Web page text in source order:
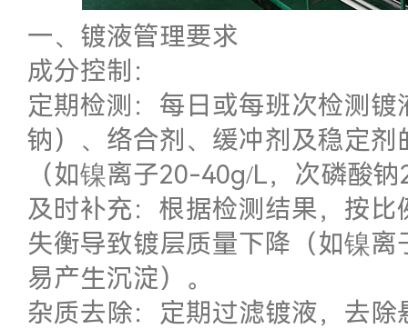
一、镀液管理要求
成分控制：
定期检测：每日或每班次检测
钠）、络合剂、缓冲剂及稳定
（如镍离子20-40g/L，次磷酸
及时补充：根据检测结果，按
失衡导致镀层质量下降（如镍
易产生沉淀）。
杂质去除：定期过滤镀液，去